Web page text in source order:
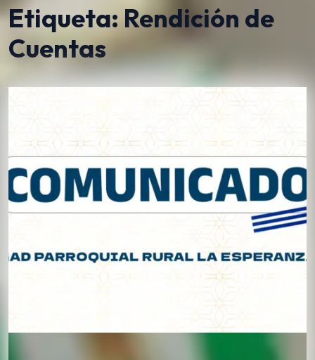
Etiqueta:Rendición de
Cuentas